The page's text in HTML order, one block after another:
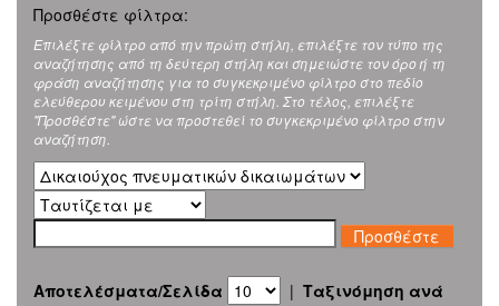
Προσθέστε φίλτρα:
Επιλέξτε φίλτρο από την πρώτη στήλη, επιλέξτε τον τύπο της
αναζήτησης από τη δεύτερη στήλη και σημειώστε τον όρο ή τη
φράση αναζήτησης για το συγκεκριμένο φίλτρο στο πεδίο
ελεύθερου κειμένου στη τρίτη στήλη. Στο τέλος, επιλέξτε
"Προσθέστε" ώστε να προστεθεί το συγκεκριμένο φίλτρο στην
αναζήτηση.
Αποτελέσματα/Σελίδα | Ταξινόμηση ανά